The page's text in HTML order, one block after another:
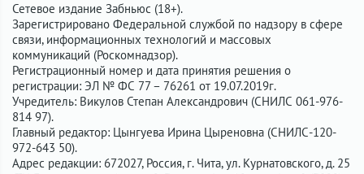
Сетевое издание Забньюс (18+).
Зарегистрировано Федеральной службой по надзору в сфере
связи, информационных технологий и массовых
коммуникаций (Роскомнадзор).
Регистрационный номер и дата принятия решения о
регистрации: ЭЛ № ФС 77 – 76261 от 19.07.2019г.
Учредитель: Викулов Степан Александрович (СНИЛС 061-976-
814 97).
Главный редактор: Цынгуева Ирина Цыреновна (СНИЛС-120-
972-643 50).
Адрес редакции: 672027, Россия, г. Чита, ул. Курнатовского, д. 25